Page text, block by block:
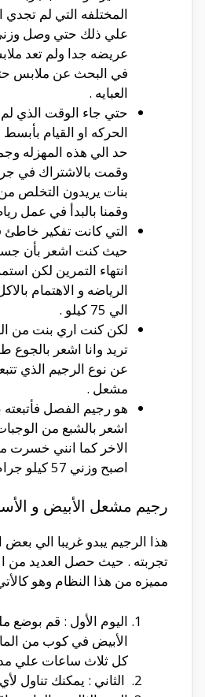
المختلفه التي لم
عريضه جدا ولم تعد
في البحث عن ملابس
العبايه .
حتي جاء الوقت الذي
الحركه او القيام
حد الي هذه المهزله
وقمت بالاشتراك في
بنات يريدون التخلص من
وقمنا بالبدأ في عمل
التي كانت تفكير خاطئ
حيث كنت اشعر بأن
انتهاء التمرين لكن
الرياضه و الاهتمام
الي 75 كيلو .
لكن كنت اري بنت من
تريد وانا اشعر بالجوع
عن نوع الرجيم الذي
مشعل .
هو رجيم الفصل
اشعر بالشبع من
الاخر كما انني خسرت
اصبح وزني 57 كيلو جرام .
رجيم مشعل الأبيض و
هذا الرجيم يبدو غريبا الي
تجربته . حيث حصل العديد من
مميزه من هذا النظام وهو
اليوم الأول : قم بوضع
الأبيض في كوب من
كل ثلاث ساعات علي
الثاني : يمكنك تناول